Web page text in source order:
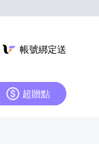
帳號綁定送
超贈點